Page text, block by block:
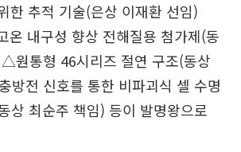
한 추적 기술(은상 이재환 선임)
내구성 향상 전해질용 첨가제(동
원통형 46시리즈 절연 구조(동상
방전 신호를 통한 비파괴식 셀 수명
상 최순주 책임) 등이 발명왕으로